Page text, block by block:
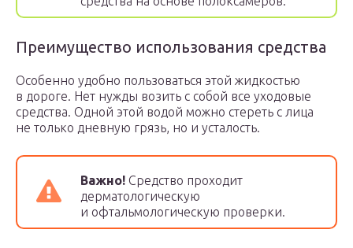
Преимущество использования средства
Особенно удобно пользоваться этой жидкостью
в дороге. Нет нужды возить с собой все уходовые
средства. Одной этой водой можно стереть с лица
не только дневную грязь, но и усталость.
Важно! Средство проходит
дерматологическую
и офтальмологическую проверки.